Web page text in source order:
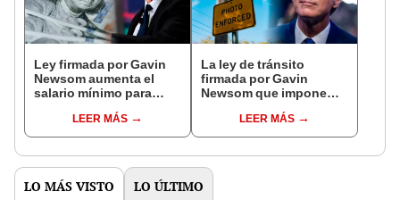
Ley firmada por Gavin
Newsom aumenta el
salario mínimo para
CaliforniaLEER MÁS
La ley de tránsito
firmada por Gavin
Newsom que impone
conductores en
California
LEER MÁS
LO MÁS VISTO LO ÚLTIMO